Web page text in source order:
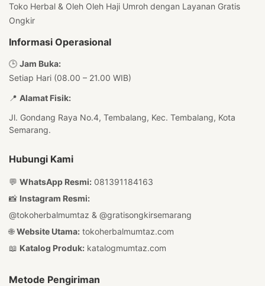
Toko Herbal & Oleh Oleh Haji Umroh dengan Layanan Gratis
Ongkir
Informasi Operasional
🕒 Jam Buka:
Setiap Hari (08.00 – 21.00 WIB)
📍 Alamat Fisik:
Jl. Gondang Raya No.4, Tembalang, Kec. Tembalang, Kota
Semarang.
Hubungi Kami
💬 WhatsApp Resmi: 081391184163
📸 Instagram Resmi:
@tokoherbalmumtaz & @gratisongkirsemarang
🌐Website Utama: tokoherbalmumtaz.com
📖 Katalog Produk: katalogmumtaz.com
Metode Pengiriman